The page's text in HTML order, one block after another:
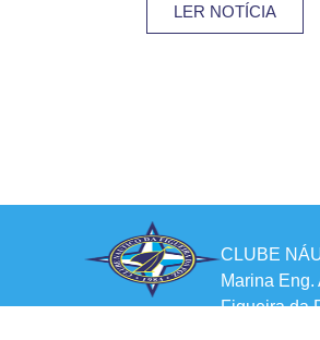
LER NOTÍCIA
CLUBE
Marina
Figueira da